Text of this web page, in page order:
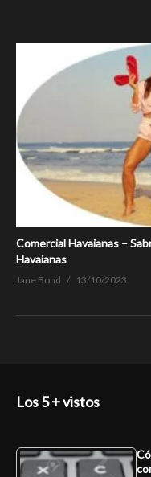
Comercial Havaianas –
Havaianas
Jane Bond 13/10/2023
Los 5 + vistos